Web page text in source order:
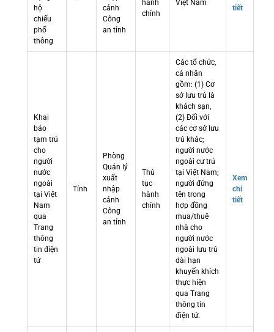
hộ
chiếu
phổ
thông
cảnh
Công
an tỉnh
hành
chính
Việt Nam
tiết
Khai
báo
tạm trú
cho
người
nước
ngoài
tại Việt
Nam
qua
Trang
thông
tin điện
tử
Tỉnh
Phòng
Quản lý
xuất
nhập
cảnh
Công
an tỉnh
Thủ
tục
hành
chính
Các tổ chức,
cá nhân
gồm: (1) Cơ
sở lưu trú là
khách sạn,
(2) Đối với
các cơ sở lưu
trú khác;
người nước
ngoài cư trú
tại Việt Nam;
người đứng
tên trong
hợp đồng
mua/thuê
nhà cho
người nước
ngoài lưu trú
dài hạn
khuyến khích
thực hiện
qua Trang
thông tin
điện tử.
Xem
chi
tiết